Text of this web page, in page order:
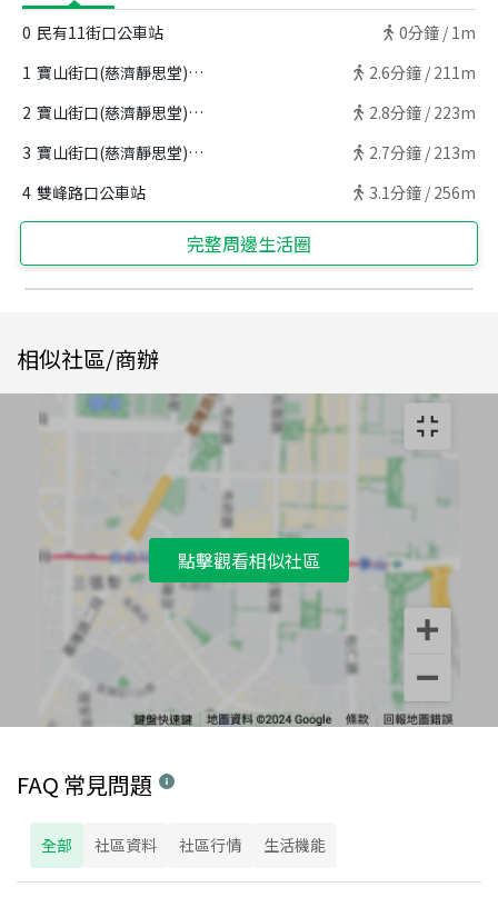
0 民有11街口公車站 0分鐘 / 1m
1 寶山街口(慈濟靜思堂)公車站 2.6分鐘 / 211m
2 寶山街口(慈濟靜思堂)公車站 2.8分鐘 / 223m
3 寶山街口(慈濟靜思堂)公車站 2.7分鐘 / 213m
4 雙峰路口公車站 3.1分鐘 / 256m
完整周邊生活圈
相似社區/商辦
點擊觀看相似社區
FAQ 常見問題
全部 社區資料 社區行情 生活機能